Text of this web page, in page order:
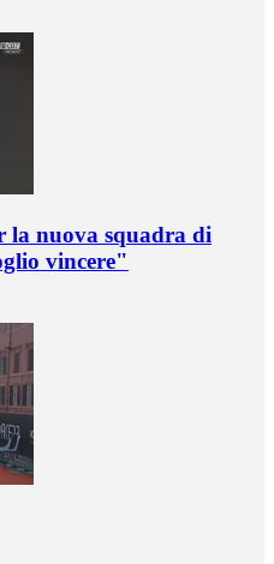
la nuova squadra di
vincere"